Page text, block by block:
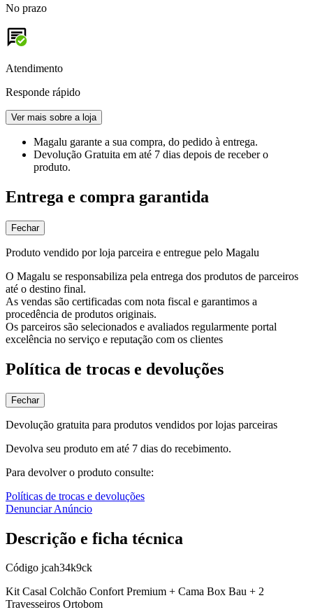
No prazo
Atendimento
Responde rápido
Ver mais sobre a loja
Magalu garante a sua compra, do pedido à entrega.
Devolução Gratuita em até 7 dias depois de receber o
produto.
Entrega e compra garantida
Fechar
Produto vendido por loja parceira e entregue pelo Magalu
O Magalu se responsabiliza pela entrega dos produtos de parceiros
até o destino final.
As vendas são certificadas com nota fiscal e garantimos a
procedência de produtos originais.
Os parceiros são selecionados e avaliados regularmente portal
excelência no serviço e reputação com os clientes
Política de trocas e devoluções
Fechar
Devolução gratuita para produtos vendidos por lojas parceiras
Devolva seu produto em até 7 dias do recebimento.
Para devolver o produto consulte:
Políticas de trocas e devoluções
Denunciar Anúncio
Descrição e ficha técnica
Código jcah34k9ck
Kit Casal Colchão Confort Premium + Cama Box Bau + 2
Travesseiros Ortobom